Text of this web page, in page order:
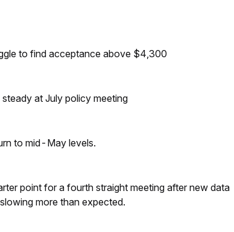
to find acceptance above $4,300
at July policy meeting
to mid-May levels.
point for a fourth straight meeting after new data
more than expected.